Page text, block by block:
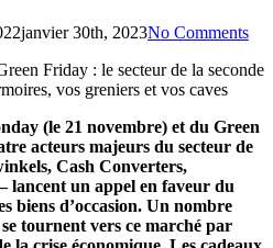
janvier 30th, 2023No Comments
Friday : le secteur de la seconde
vos greniers et vos caves
(le 21 novembre) et du Green
acteurs majeurs du secteur de
Cash Converters,
lancent un appel en faveur du
biens d’occasion. Un nombre
tournent vers ce marché par